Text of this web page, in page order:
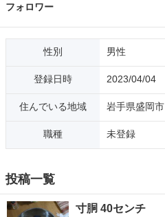
フォロワー
性別 男性
登録日時 2023/04/04
住んでいる地域 岩手県盛岡市
職種 未登録
投稿一覧
寸胴 40センチ